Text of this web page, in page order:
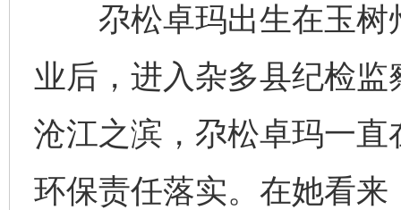
尕松卓玛出生在玉树
业后，进入杂多县纪检
沧江之滨，尕松卓玛一
环保责任落实。在她看来